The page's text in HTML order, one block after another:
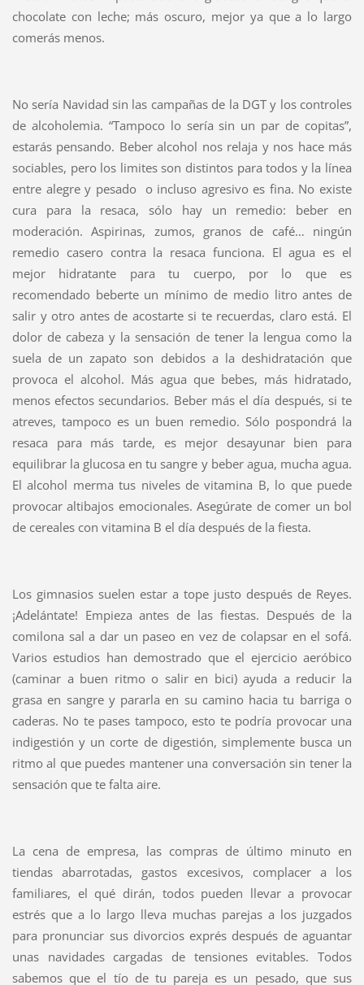
chocolate con leche; más oscuro, mejor ya que a lo largo
comerás menos.
No sería Navidad sin las campañas de la DGT y los controles
de alcoholemia. “Tampoco lo sería sin un par de copitas”,
estarás pensando. Beber alcohol nos relaja y nos hace más
sociables, pero los limites son distintos para todos y la línea
entre alegre y pesado o incluso agresivo es fina. No existe
cura para la resaca, sólo hay un remedio: beber en
moderación. Aspirinas, zumos, granos de café… ningún
remedio casero contra la resaca funciona. El agua es el
mejor hidratante para tu cuerpo, por lo que es
recomendado beberte un mínimo de medio litro antes de
salir y otro antes de acostarte si te recuerdas, claro está. El
dolor de cabeza y la sensación de tener la lengua como la
suela de un zapato son debidos a la deshidratación que
provoca el alcohol. Más agua que bebes, más hidratado,
menos efectos secundarios. Beber más el día después, si te
atreves, tampoco es un buen remedio. Sólo pospondrá la
resaca para más tarde, es mejor desayunar bien para
equilibrar la glucosa en tu sangre y beber agua, mucha agua.
El alcohol merma tus niveles de vitamina B, lo que puede
provocar altibajos emocionales. Asegúrate de comer un bol
de cereales con vitamina B el día después de la fiesta.
Los gimnasios suelen estar a tope justo después de Reyes.
¡Adelántate! Empieza antes de las fiestas. Después de la
comilona sal a dar un paseo en vez de colapsar en el sofá.
Varios estudios han demostrado que el ejercicio aeróbico
(caminar a buen ritmo o salir en bici) ayuda a reducir la
grasa en sangre y pararla en su camino hacia tu barriga o
caderas. No te pases tampoco, esto te podría provocar una
indigestión y un corte de digestión, simplemente busca un
ritmo al que puedes mantener una conversación sin tener la
sensación que te falta aire.
La cena de empresa, las compras de último minuto en
tiendas abarrotadas, gastos excesivos, complacer a los
familiares, el qué dirán, todos pueden llevar a provocar
estrés que a lo largo lleva muchas parejas a los juzgados
para pronunciar sus divorcios exprés después de aguantar
unas navidades cargadas de tensiones evitables. Todos
sabemos que el tío de tu pareja es un pesado, que sus